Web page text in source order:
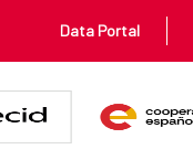
Data Portal